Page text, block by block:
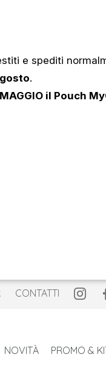
CONTATTI
NOVITÀ PROMO &
e spediti
.
il Pouch